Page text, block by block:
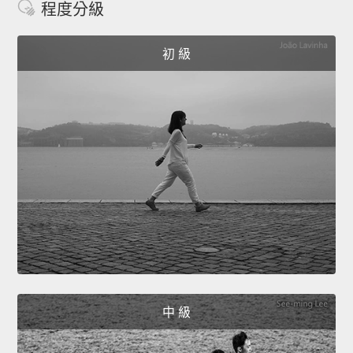
程度分級
初 級
中 級